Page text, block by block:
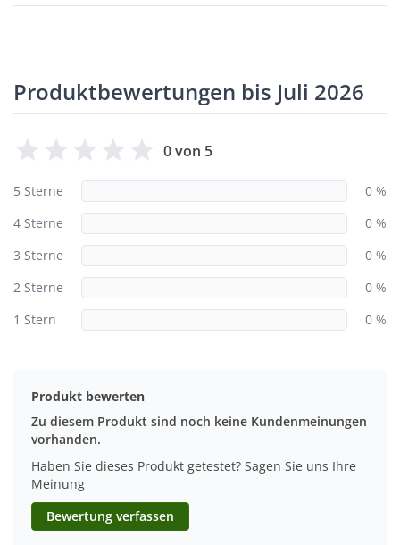
Produktbewertungen bis Juli 2026
0 von 5
5 Sterne
0 %
4 Sterne
0 %
3 Sterne
0 %
2 Sterne
0 %
1 Stern
0 %
Produkt bewerten
Zu diesem Produkt sind noch keine Kundenmeinungen
vorhanden.
Haben Sie dieses Produkt getestet? Sagen Sie uns Ihre
Meinung
Bewertung verfassen